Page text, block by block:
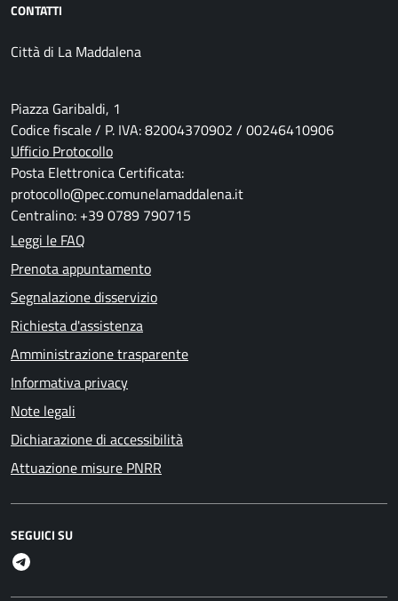
CONTATTI
Città di La Maddalena
Piazza Garibaldi, 1
Codice fiscale / P. IVA: 82004370902 / 00246410906
Ufficio Protocollo
Posta Elettronica Certificata:
protocollo@pec.comunelamaddalena.it
Centralino: +39 0789 790715
Leggi le FAQ
Prenota appuntamento
Segnalazione disservizio
Richiesta d'assistenza
Amministrazione trasparente
Informativa privacy
Note legali
Dichiarazione di accessibilità
Attuazione misure PNRR
SEGUICI SU